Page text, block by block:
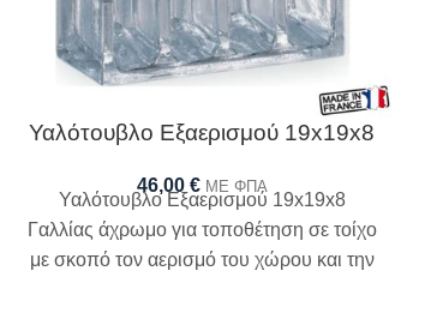
Υαλότουβλο Εξαερισμού 19x19x8
46,00 € ΜΕ ΦΠΑ
Υαλότουβλο Εξαερισμού 19x19x8
Γαλλίας άχρωμο για τοποθέτηση σε τοίχο
με σκοπό τον αερισμό του χώρου και την